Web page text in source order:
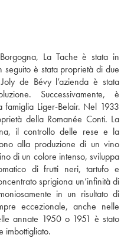
La Tache è stata in
è stata proprietà di due
de Bévy l’azienda è stata
Successivamente, è
Liger-Belair. Nel 1933
della Romanée Conti. La
il controllo delle rese e la
alla produzione di un vino
di un colore intenso, sviluppa
di frutti neri, tartufo e
sprigiona un’infinità di
in un risultato di
eccezionale, anche nelle
annate 1950 o 1951 è stato
imbottigliato.